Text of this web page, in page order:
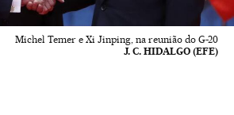
Michel Temer e Xi Jinping, na reunião do G-20
J. C. HIDALGO (EFE)